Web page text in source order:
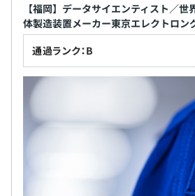
昇給：原則年1回（7月）
社会保険完備（健康保険・厚生年金
保険）
【福岡】データサイエンティスト／
体製造装置メーカー東京エレクトロン
通過ランク：B